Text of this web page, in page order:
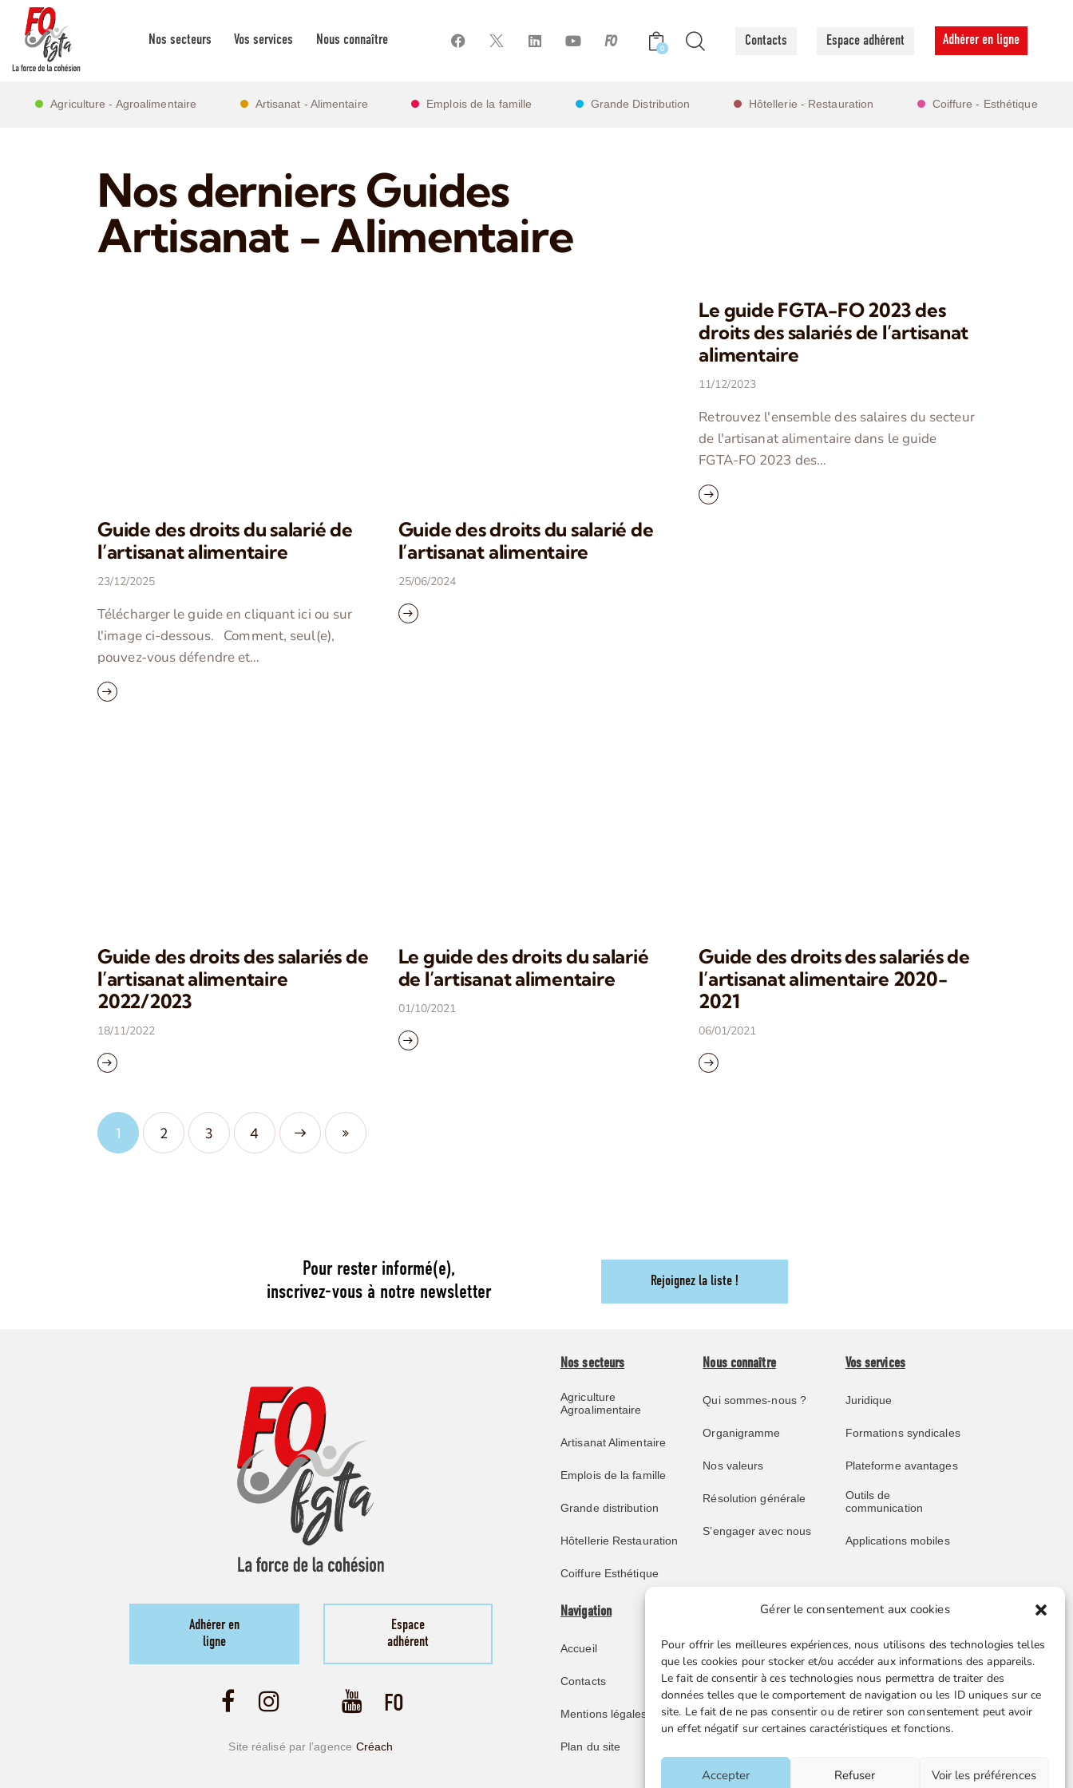
Gérer le consentement aux cookies
Pour offrir les meilleures expériences, nous utilisons des technologies telles
que les cookies pour stocker et/ou accéder aux informations des appareils.
Le fait de consentir à ces technologies nous permettra de traiter des
données telles que le comportement de navigation ou les ID uniques sur ce
site. Le fait de ne pas consentir ou de retirer son consentement peut avoir
un effet négatif sur certaines caractéristiques et fonctions.
Accepter Refuser Voir les préférences
Nos secteurs Vos services Nous connaître
0 Contacts Espace adhérent Adhérer en ligne
Agriculture - Agroalimentaire Artisanat - Alimentaire Emplois de la famille Grande Distribution Hôtellerie - Restauration Coiffure - Esthétique
Nos derniers Guides
Artisanat - Alimentaire
Guide des droits du salarié de
l’artisanat alimentaire
23/12/2025
Télécharger le guide en cliquant ici ou sur
l'image ci-dessous. Comment, seul(e),
pouvez-vous défendre et…
Guide des droits du salarié de
l’artisanat alimentaire
25/06/2024
Le guide FGTA-FO 2023 des
droits des salariés de l’artisanat
alimentaire
11/12/2023
Retrouvez l'ensemble des salaires du secteur
de l'artisanat alimentaire dans le guide
FGTA-FO 2023 des…
Guide des droits des salariés de
l’artisanat alimentaire
2022/2023
18/11/2022
Le guide des droits du salarié
de l’artisanat alimentaire
01/10/2021
Guide des droits des salariés de
l’artisanat alimentaire 2020-
2021
06/01/2021
1 2 3 4
Next Last
Pour rester informé(e),
inscrivez-vous à notre newsletter
Rejoignez la liste !
Adhérer en
ligne
Espace
adhérent
Site réalisé par l’agence Créach
Nos secteurs
Agriculture
Agroalimentaire
Artisanat Alimentaire
Emplois de la famille
Grande distribution
Hôtellerie Restauration
Coiffure Esthétique
Nous connaître
Qui sommes-nous ?
Organigramme
Nos valeurs
Résolution générale
S’engager avec nous
Vos services
Juridique
Formations syndicales
Plateforme avantages
Outils de
communication
Applications mobiles
Navigation
Accueil
Contacts
Mentions légales
Plan du site
Publications
Nos publications
Repère juridique
Missive retraités
FO
Liens utiles
Boutique en ligne
Espace Presse
Nos partenaires